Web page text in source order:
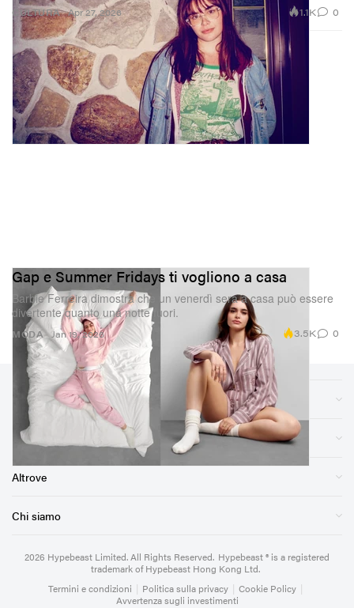
CULTURA Apr 27, 2026 1.1K 0
MODA
Gap e Summer Fridays ti vogliono a casa
Barbie Ferreira dimostra che un venerdì sera a casa può essere
divertente quanto una notte fuori.
Jan 19, 2026 3.5K 0
Sezioni
Negozio
Altrove
Chi siamo
2026 Hypebeast Limited. All Rights Reserved. Hypebeast ® is a registered
trademark of Hypebeast Hong Kong Ltd.
Termini e condizioni | Politica sulla privacy | Cookie Policy |
Avvertenza sugli investimenti